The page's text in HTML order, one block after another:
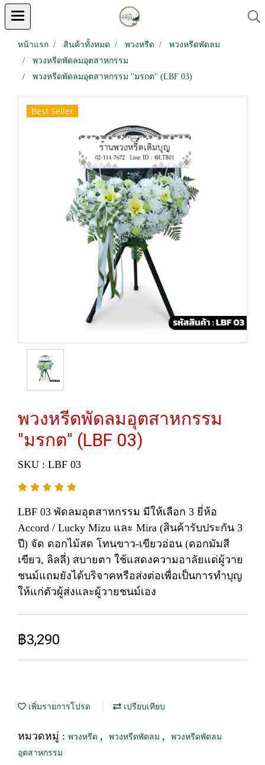
หน้าแรก สินค้าทั้งหมด พวงหรีด
พวงหรีดพัดลม
พวงหรีดพัดลมอุตสาหกรรม
พวงหรีดพัดลมอุตสาหกรรม "มรกต" (LBF 03)
Best Seller
พวงหรีดพัดลมอุตสาหกรรม
"มรกต" (LBF 03)
SKU : LBF 03
LBF 03 พัดลมอุตสาหกรรม มีให้เลือก 3 ยี่ห้อ
Accord / Lucky Mizu และ Mira (สินค้ารับประกัน 3
ปี) จัด ดอกไม้สด โทนขาว-เขียวอ่อน (ดอกมัมสี
เขียว, ลิลลี่) สบายตา ใช้แสดงความอาลัยแด่ผู้วาย
ชนม์แถมยังได้บริจาคหรือส่งต่อเพื่อเป็นการทำบุญ
ให้แก่ตัวผู้ส่งและผู้วายชนม์เอง
฿3,290
เพิ่มรายการโปรด เปรียบเทียบ
หมวดหมู่ : พวงหรีด , พวงหรีดพัดลม ,
พวงหรีดพัดลม
อุตสาหกรรม